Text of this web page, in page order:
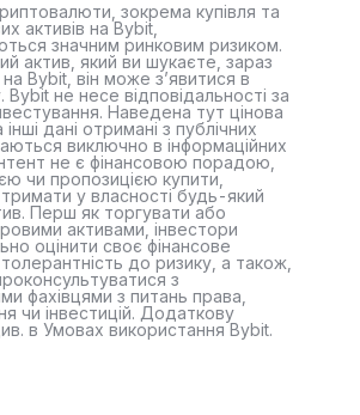
зокрема купівля та
активів на Bybit,
значним ринковим ризиком.
актив, який ви шукаєте, зараз
Bybit, він може з’явитися в
не несе відповідальності за
Наведена тут цінова
дані отримані з публічних
виключно в інформаційних
не є фінансовою порадою,
чи пропозицією купити,
у власності будь-який
Перш як торгувати або
активами, інвестори
оцінити своє фінансове
до ризику, а також,
з
фахівцями з питань права,
чи інвестицій. Додаткову
в Умовах використання Bybit.